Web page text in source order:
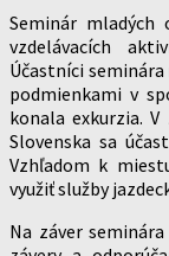
Seminár mladých
vzdelávacích
Účastníci
podmienkami v
konala exkurzia.
Slovenska sa
Vzhľadom k
využiť služby
Na záver